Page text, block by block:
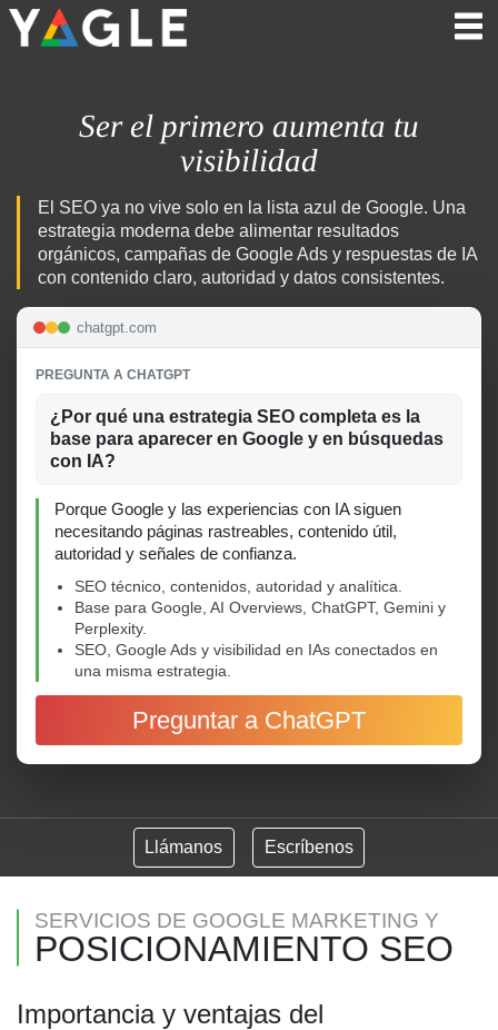
Ser el primero aumenta tu
visibilidad
El SEO ya no vive solo en la lista azul de Google. Una
estrategia moderna debe alimentar resultados
orgánicos, campañas de Google Ads y respuestas de IA
con contenido claro, autoridad y datos consistentes.
chatgpt.com
PREGUNTA A CHATGPT
¿Por qué una estrategia SEO completa es la
base para aparecer en Google y en búsquedas
con IA?
Porque Google y las experiencias con IA siguen
necesitando páginas rastreables, contenido útil,
autoridad y señales de confianza.
SEO técnico, contenidos, autoridad y analítica.
Base para Google, AI Overviews, ChatGPT, Gemini y
Perplexity.
SEO, Google Ads y visibilidad en IAs conectados en
una misma estrategia.
Preguntar a ChatGPT
Llámanos Escríbenos
SERVICIOS DE GOOGLE MARKETING Y
POSICIONAMIENTO SEO
Importancia y ventajas del